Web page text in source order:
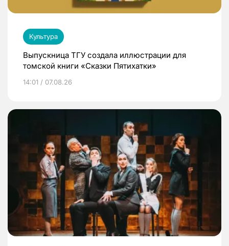
Культура
Выпускница ТГУ создала иллюстрации для
томской книги «Сказки Пятихатки»
14:01 / 07.08.26